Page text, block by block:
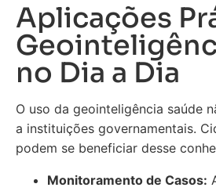
Aplicações
no Dia a Dia
O uso da geointeligência saúde
a instituições governamentais.
podem se beneficiar desse
Monitoramento de Casos: